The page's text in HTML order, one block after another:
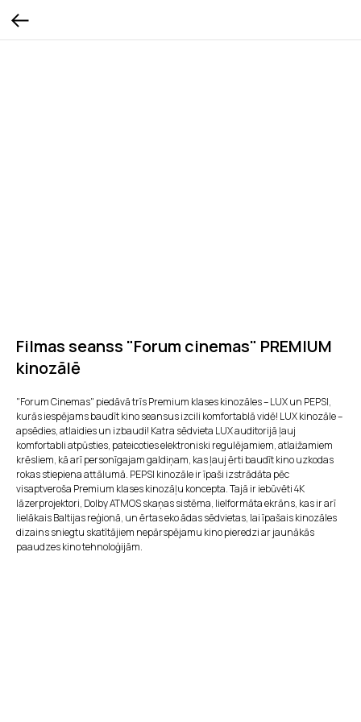
Filmas seanss "Forum cinemas" PREMIUM
kinozālē
"Forum Cinemas" piedāvā trīs Premium klases kinozāles – LUX un PEPSI,
kurās iespējams baudīt kino seansus izcili komfortablā vidē! LUX kinozāle –
apsēdies, atlaidies un izbaudi! Katra sēdvieta LUX auditorijā ļauj
komfortabli atpūsties, pateicoties elektroniski regulējamiem, atlaižamiem
krēsliem, kā arī personīgajam galdiņam, kas ļauj ērti baudīt kino uzkodas
rokas stiepiena attālumā. PEPSI kinozāle ir īpaši izstrādāta pēc
visaptveroša Premium klases kinozāļu koncepta. Tajā ir iebūvēti 4K
lāzerprojektori, Dolby ATMOS skaņas sistēma, lielformāta ekrāns, kas ir arī
lielākais Baltijas reģionā, un ērtas eko ādas sēdvietas, lai īpašais kinozāles
dizains sniegtu skatītājiem nepārspējamu kino pieredzi ar jaunākās
paaudzes kino tehnoloģijām.